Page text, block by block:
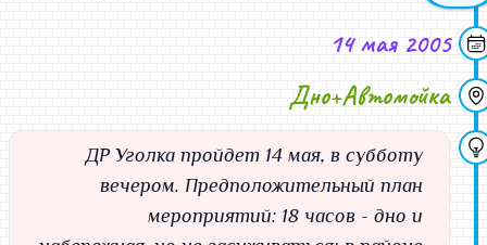
14 мая 2005
Дно+Автомойка
ДР Уголка пройдет 14 мая, в субботу
вечером. Предположительный план
мероприятий: 18 часов - дно и